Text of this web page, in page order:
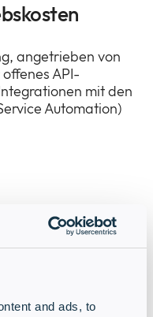
and ads, to
angetrieben von
API-
mit den
Automation)
Ihnen, Ihre